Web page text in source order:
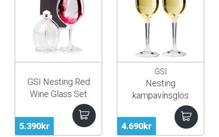
5.390kr
GSI Nesting Red
Wine Glass Set
4.690kr
GSI
Nesting
kampavínsglös